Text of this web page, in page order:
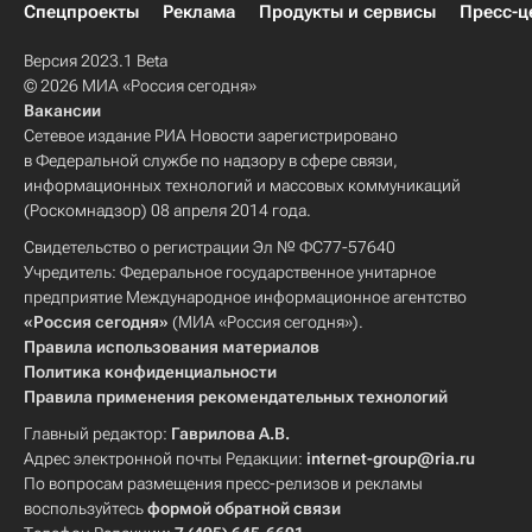
Спецпроекты Реклама Продукты и сервисы Пресс-
Версия 2023.1 Beta
© 2026 МИА «Россия сегодня»
Вакансии
Сетевое издание РИА Новости зарегистрировано
в Федеральной службе по надзору в сфере связи,
информационных технологий и массовых коммуникаций
(Роскомнадзор) 08 апреля 2014 года.
Свидетельство о регистрации Эл № ФС77-57640
Учредитель: Федеральное государственное унитарное
предприятие Международное информационное агентство
«Россия сегодня» (МИА «Россия сегодня»).
Правила использования материалов
Политика конфиденциальности
Правила применения рекомендательных технологий
Главный редактор: Гаврилова А.В.
Адрес электронной почты Редакции: internet-group@ria.ru
По вопросам размещения пресс-релизов и рекламы
воспользуйтесьформой обратной связи